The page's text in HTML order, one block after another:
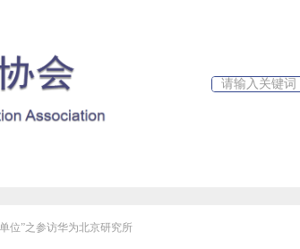
位”之参访华为北京研究所